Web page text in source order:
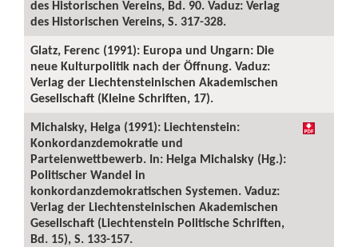
des Historischen Vereins, Bd. 90. Vaduz: Verlag
des Historischen Vereins, S. 317-328.
Glatz, Ferenc (1991): Europa und Ungarn: Die
neue Kulturpolitik nach der Öffnung. Vaduz:
Verlag der Liechtensteinischen Akademischen
Gesellschaft (Kleine Schriften, 17).
Michalsky, Helga (1991): Liechtenstein:
Konkordanzdemokratie und
Parteienwettbewerb. In: Helga Michalsky (Hg.):
Politischer Wandel in
konkordanzdemokratischen Systemen. Vaduz:
Verlag der Liechtensteinischen Akademischen
Gesellschaft (Liechtenstein Politische Schriften,
Bd. 15), S. 133-157.